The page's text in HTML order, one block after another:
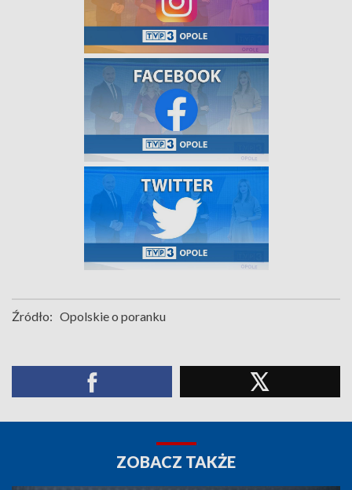
Źródło: Opolskie o poranku
ZOBACZ TAKŻE